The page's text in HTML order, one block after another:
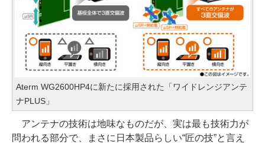
Aterm WG2600HP4に新たに採用された「ワイドレンジアンテ
ナPLUS」
アンテナの技術は地味なものだが、実は最も技術力が
問われる部分で、まさに日本製品らしい“匠の技”と言え